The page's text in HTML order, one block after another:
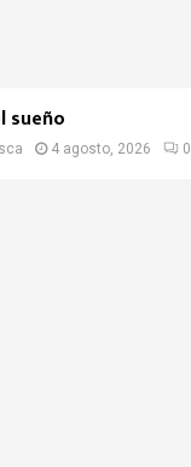
sueño
4 agosto, 2026 0